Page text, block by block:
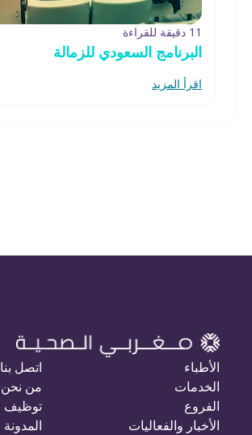
11 دقيقة للقراءة
البرنامج السعودي للزمالة
اقرأ المزيد
الأطباء
الخدمات
الفروع
الأخبار والفعاليات
اتصل بنا
من نحن
توظيف
المدونة